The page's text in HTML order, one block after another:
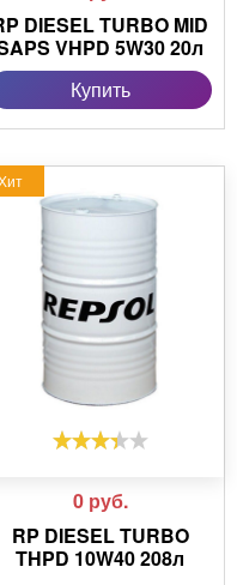
DIESEL TURBO MID
VHPD 5W30 20л
Купить
0 руб.
RP DIESEL TURBO
THPD 10W40 208л